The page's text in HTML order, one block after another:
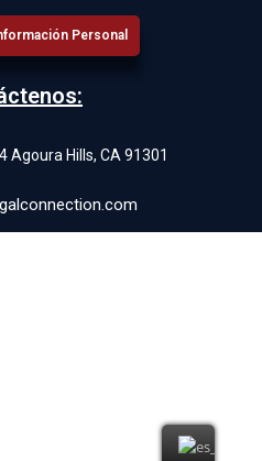
Personal
Agoura Hills, CA 91301